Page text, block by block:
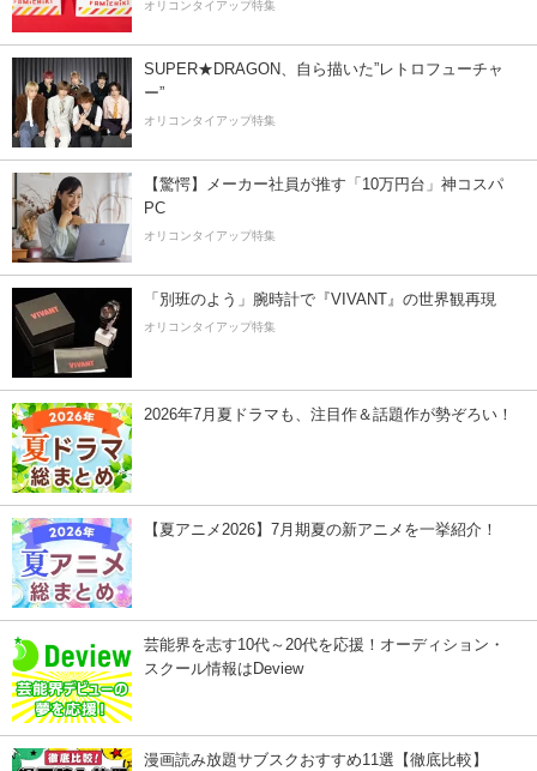
オリコンタイアップ特集
SUPER★DRAGON、自ら描いた”レトロフューチャ
ー”
オリコンタイアップ特集
【驚愕】メーカー社員が推す「10万円台」神コスパ
PC
オリコンタイアップ特集
「別班のよう」腕時計で『VIVANT』の世界観再現
オリコンタイアップ特集
2026年7月夏ドラマも、注目作＆話題作が勢ぞろい！
【夏アニメ2026】7月期夏の新アニメを一挙紹介！
芸能界を志す10代～20代を応援！オーディション・
スクール情報はDeview
漫画読み放題サブスクおすすめ11選【徹底比較】